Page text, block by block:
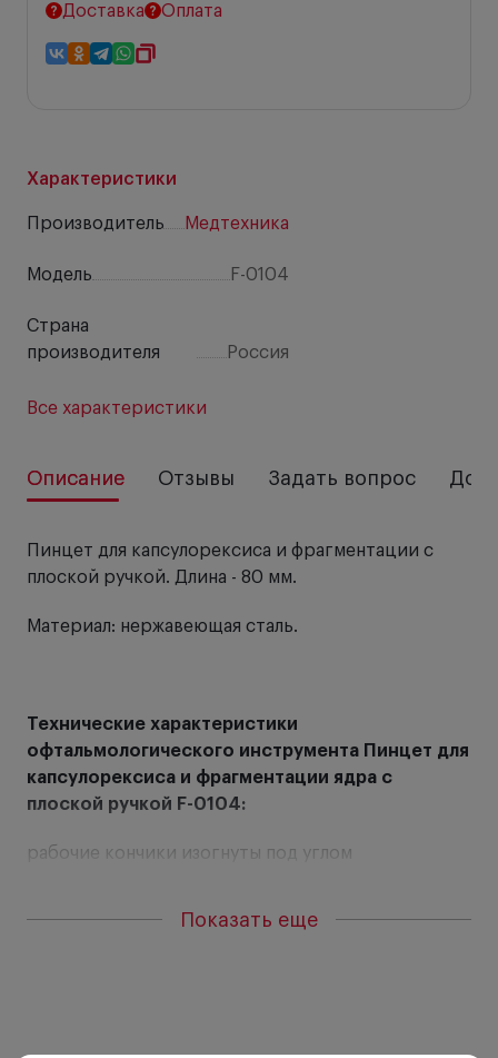
Характеристики
Производитель Медтехника
Модель F-0104
Страна
производителя
Россия
Все характеристики
Доставка Оплата
Описание Отзывы Задать вопрос
Пинцет для капсулорексиса и фрагментации с
плоской ручкой. Длина - 80 мм.
Материал: нержавеющая сталь.
Технические характеристики
офтальмологического инструмента Пинцет для
капсулорексиса и фрагментации ядра с
плоской ручкой F-0104:
рабочие кончики изогнуты под углом
Показать еще